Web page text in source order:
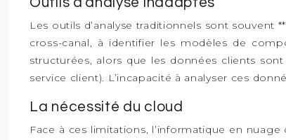
Les outils d’analyse traditionnels sont
cross-canal, à identifier les modèles de
structurées, alors que les données clients
service client). L’incapacité à analyser ces
La nécessité du cloud
Face à ces limitations, l’informatique en